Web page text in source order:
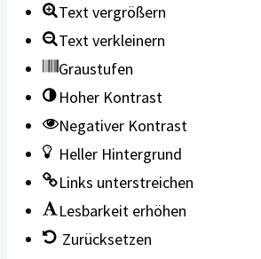
Text vergrößern
Text verkleinern
Graustufen
Hoher Kontrast
Negativer Kontrast
Heller Hintergrund
Links unterstreichen
Lesbarkeit erhöhen
Zurücksetzen